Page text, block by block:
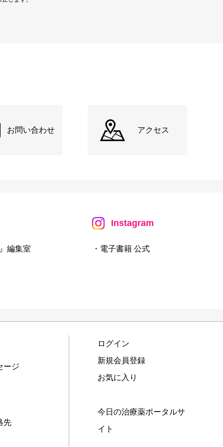
お問い合わせ アクセス
編集室
Instagram
・電子書籍 公式
ージ
先
ログイン
新規会員登録
お気に入り
今日の治療薬ポータルサ
イト